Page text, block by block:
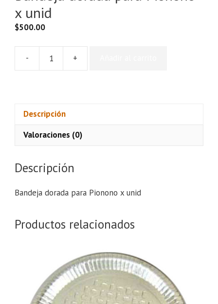
x unid
$500.00
-
unid
+
Descripción
Valoraciones (0)
Descripción
Bandeja dorada para Pionono x unid
Productos relacionados